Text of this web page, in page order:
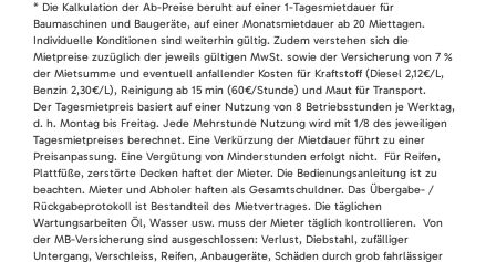
* Die Kalkulation der Ab-Preise beruht auf einer 1-Tagesmietdauer für
Baumaschinen und Baugeräte, auf einer Monatsmietdauer ab 20 Miettagen.
Individuelle Konditionen sind weiterhin gültig. Zudem verstehen sich die
Mietpreise zuzüglich der jeweils gültigen MwSt. sowie der Versicherung von 7 %
der Mietsumme und eventuell anfallender Kosten für Kraftstoff (Diesel 2,12€/L,
Benzin 2,30€/L), Reinigung ab 15 min (60€/Stunde) und Maut für Transport.
Der Tagesmietpreis basiert auf einer Nutzung von 8 Betriebsstunden je Werktag,
d. h. Montag bis Freitag. Jede Mehrstunde Nutzung wird mit 1/8 des jeweiligen
Tagesmietpreises berechnet. Eine Verkürzung der Mietdauer führt zu einer
Preisanpassung. Eine Vergütung von Minderstunden erfolgt nicht. Für Reifen,
Plattfüße, zerstörte Decken haftet der Mieter. Die Bedienungsanleitung ist zu
beachten. Mieter und Abholer haften als Gesamtschuldner. Das Übergabe- /
Rückgabeprotokoll ist Bestandteil des Mietvertrages. Die täglichen
Wartungsarbeiten Öl, Wasser usw. muss der Mieter täglich kontrollieren. Von
der MB-Versicherung sind ausgeschlossen: Verlust, Diebstahl, zufälliger
Untergang, Verschleiss, Reifen, Anbaugeräte, Schäden durch grob fahrlässiger